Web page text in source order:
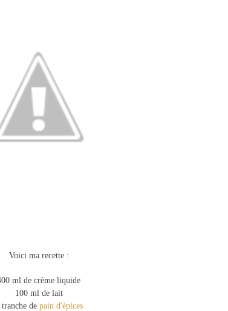
Voici ma recette :
ml de crème liquide
100 ml de lait
tranche de pain d'épices